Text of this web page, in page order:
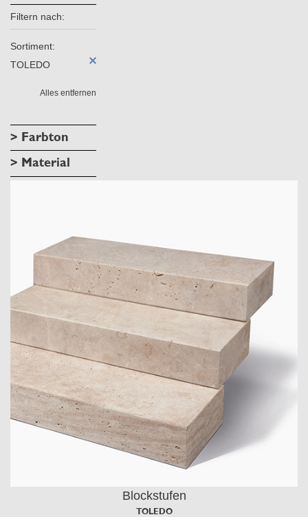
Filtern nach:
Sortiment:
TOLEDO
Alles entfernen
> Farbton
> Material
Blockstufen
TOLEDO